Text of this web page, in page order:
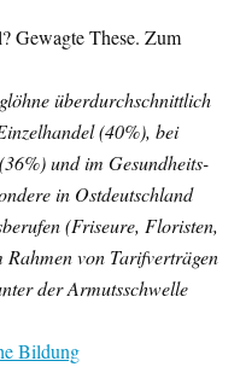
Gewagte These. Zum
überdurchschnittlich
(40%), bei
und im Gesundheits-
in Ostdeutschland
(Friseure, Floristen,
von Tarifverträgen
der Armutsschwelle
Bildung